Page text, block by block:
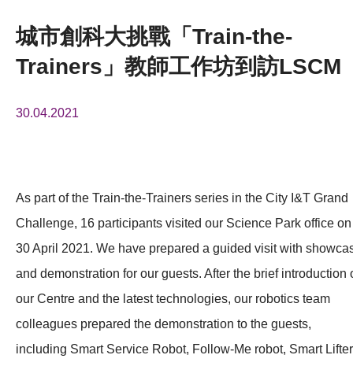
新聞中心
科技分享
城市創科大挑戰「Train-the-
Trainers」教師工作坊到訪LSCM
30.04.2021
As part of the Train-the-Trainers series in the City I&T Grand
Challenge, 16 participants visited our Science Park office on
30 April 2021. We have prepared a guided visit with
and demonstration for our guests. After the brief introduction
our Centre and the latest technologies, our robotics team
colleagues prepared the demonstration to the guests,
including Smart Service Robot, Follow-Me robot, Smart